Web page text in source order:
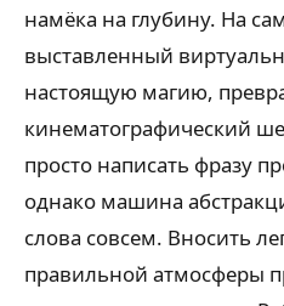
намёка на глубину. На
выставленный
настоящую магию,
кинематографический
просто написать фразу
однако машина
слова совсем. Вносить
правильной атмосферы